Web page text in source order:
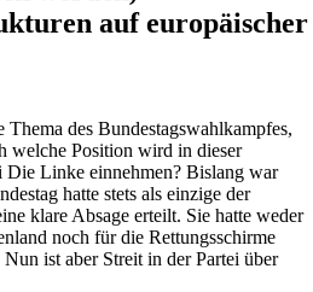
auf europäischer
des Bundestagswahlkampfes,
welche Position wird in dieser
Die Linke einnehmen? Bislang war
hatte stets als einzige der
klare Absage erteilt. Sie hatte weder
noch für die Rettungsschirme
ist aber Streit in der Partei über